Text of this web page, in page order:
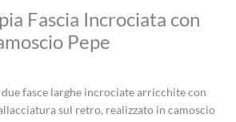
Fascia Incrociata con
Pepe
fasce larghe incrociate arricchite con
sul retro, realizzato in camoscio